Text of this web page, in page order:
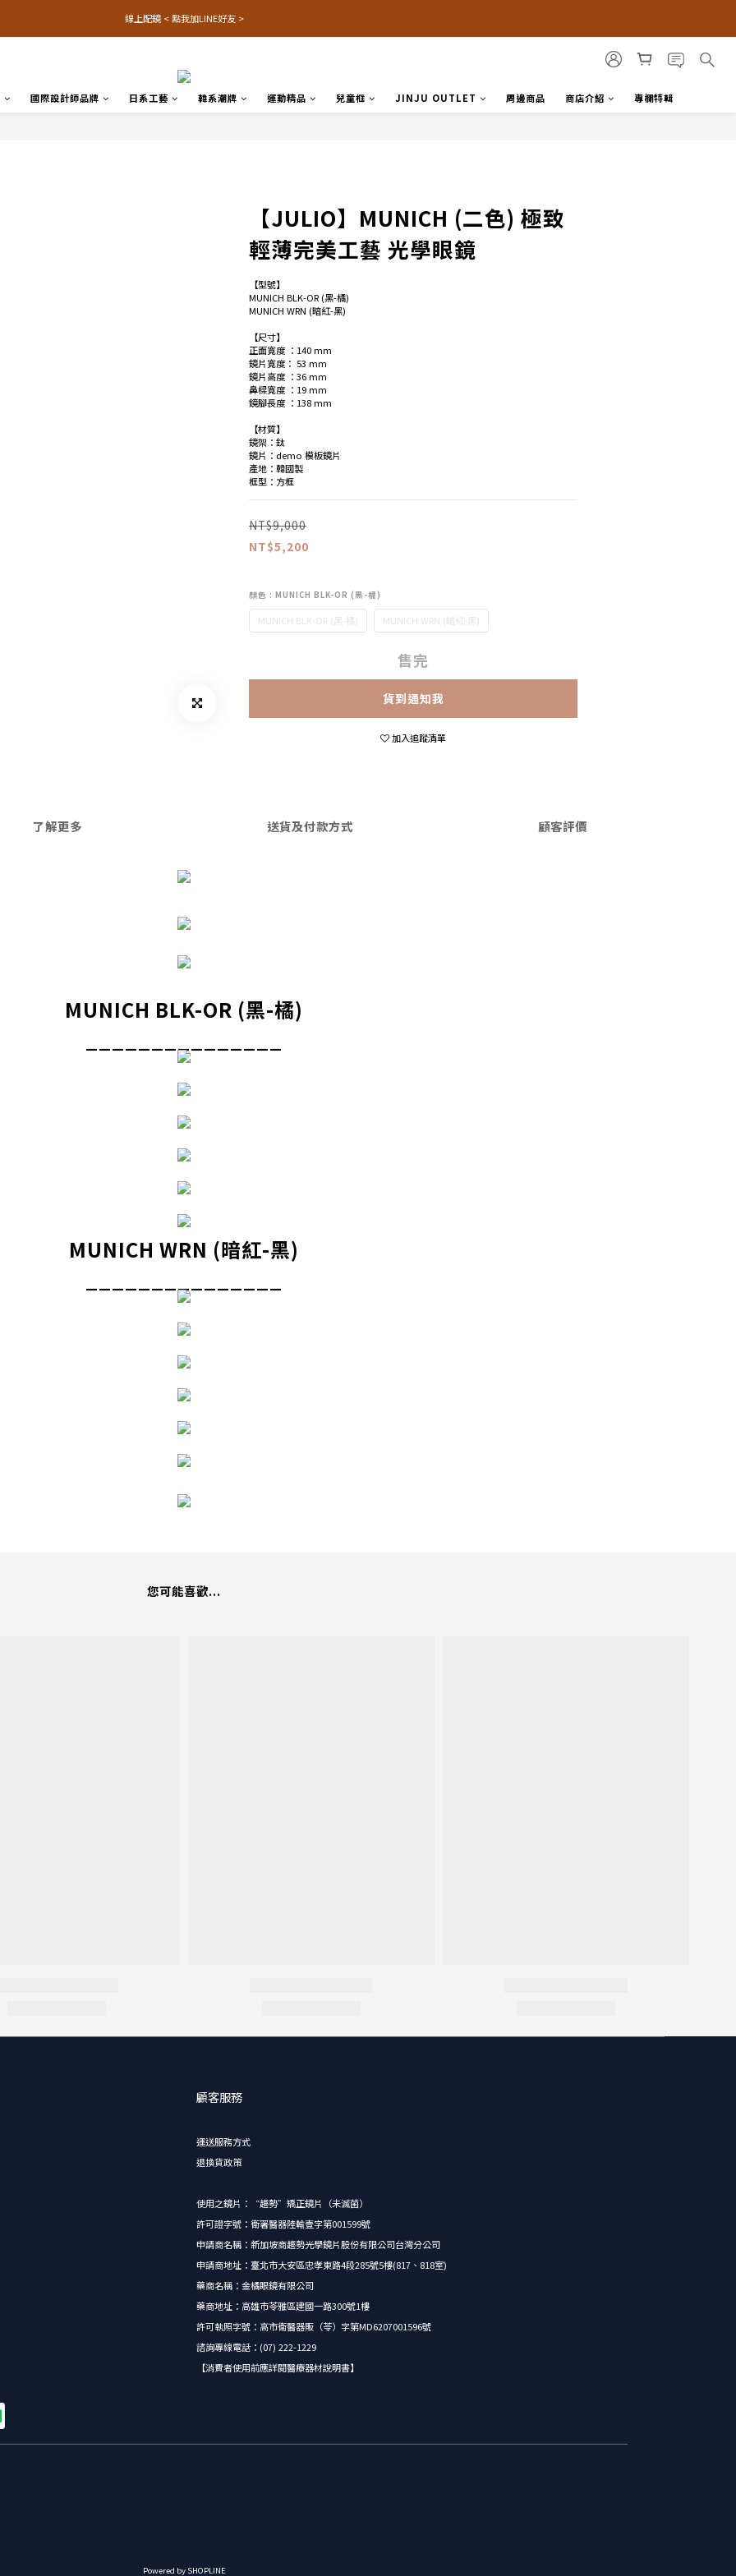
線上配鏡 < 點我加LINE好友 >
國際設計師品牌 日系工藝 韓系潮牌 運動精品 兒童框 JINJU OUTLET 周邊商品 商店介紹 專欄特輯
【JULIO】MUNICH (二色) 極致
輕薄完美工藝 光學眼鏡
【型號】
MUNICH BLK-OR (黑-橘)
MUNICH WRN (暗紅-黑)
【尺寸】
正面寬度 ：140 mm
鏡片寬度： 53 mm
鏡片高度 ：36 mm
鼻樑寬度 ：19 mm
鏡腳長度 ：138 mm
【材質】
鏡架：鈦
鏡片：demo 模板鏡片
產地：韓國製
框型：方框
NT$9,000
NT$5,200
顏色 : MUNICH BLK-OR (黑-橘)
MUNICH BLK-OR (黑-橘) MUNICH WRN (暗紅-黑)
售完
貨到通知我
加入追蹤清單
了解更多 送貨及付款方式 顧客評價
MUNICH BLK-OR (黑-橘)
MUNICH WRN (暗紅-黑)
您可能喜歡...
顧客服務
運送服務方式
退換貨政策
使用之鏡片：“趨勢”矯正鏡片（未滅菌）
許可證字號：衛署醫器陸輸壹字第001599號
申請商名稱：新加坡商趨勢光學鏡片股份有限公司台灣分公司
申請商地址：臺北市大安區忠孝東路4段285號5樓(817、818室)
藥商名稱：金橘眼鏡有限公司
藥商地址：高雄市苓雅區建國一路300號1樓
許可執照字號：高市衛醫器販（苓）字第MD6207001596號
諮詢專線電話：(07) 222-1229
【消費者使用前應詳閱醫療器材說明書】
Powered by SHOPLINE